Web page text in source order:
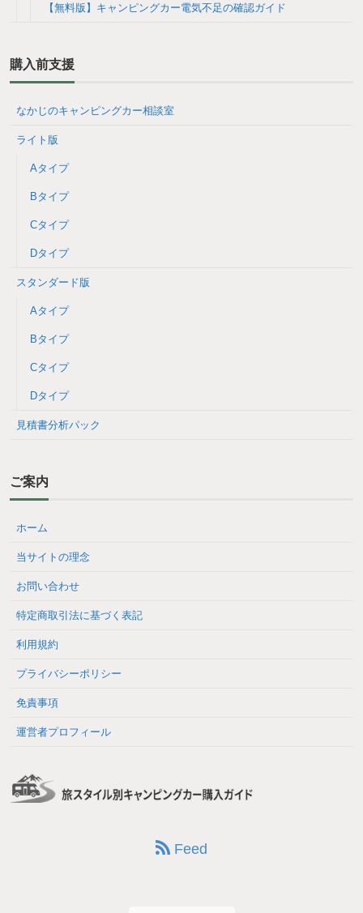
【無料版】キャンピングカー電気不足の確認ガイド
購入前支援
なかじのキャンピングカー相談室
ライト版
Aタイプ
Bタイプ
Cタイプ
Dタイプ
スタンダード版
Aタイプ
Bタイプ
Cタイプ
Dタイプ
見積書分析パック
ご案内
ホーム
当サイトの理念
お問い合わせ
特定商取引法に基づく表記
利用規約
プライバシーポリシー
免責事項
運営者プロフィール
Feed